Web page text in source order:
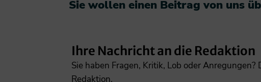
Sie wollen einen Beitrag von uns
Ihre Nachricht an die Redaktion
Sie haben Fragen, Kritik, Lob oder
Redaktion.